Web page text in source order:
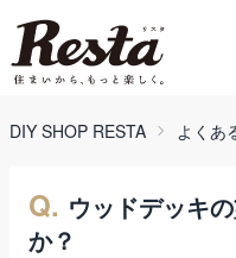
DIY SHOP RESTA よくあ
Q. ウッドデッキ
か？